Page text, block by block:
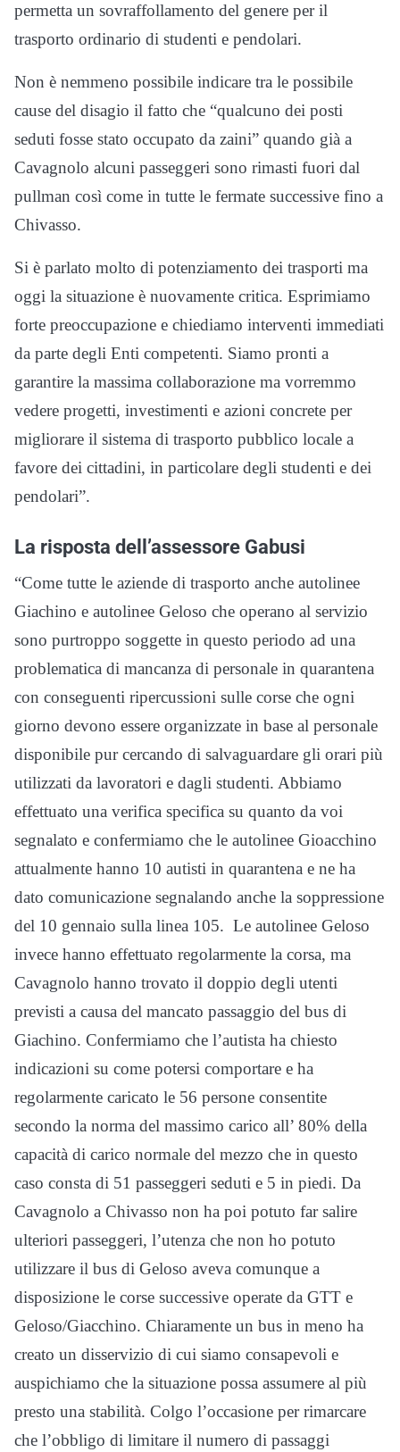
permetta un sovraffollamento del genere per il
trasporto ordinario di studenti e pendolari.
Non è nemmeno possibile indicare tra le possibile
cause del disagio il fatto che “qualcuno dei posti
seduti fosse stato occupato da zaini” quando già a
Cavagnolo alcuni passeggeri sono rimasti fuori dal
pullman così come in tutte le fermate successive fino a
Chivasso.
Si è parlato molto di potenziamento dei trasporti ma
oggi la situazione è nuovamente critica. Esprimiamo
forte preoccupazione e chiediamo interventi immediati
da parte degli Enti competenti. Siamo pronti a
garantire la massima collaborazione ma vorremmo
vedere progetti, investimenti e azioni concrete per
migliorare il sistema di trasporto pubblico locale a
favore dei cittadini, in particolare degli studenti e dei
pendolari”.
La risposta dell’assessore Gabusi
“Come tutte le aziende di trasporto anche autolinee
Giachino e autolinee Geloso che operano al servizio
sono purtroppo soggette in questo periodo ad una
problematica di mancanza di personale in quarantena
con conseguenti ripercussioni sulle corse che ogni
giorno devono essere organizzate in base al personale
disponibile pur cercando di salvaguardare gli orari più
utilizzati da lavoratori e dagli studenti. Abbiamo
effettuato una verifica specifica su quanto da voi
segnalato e confermiamo che le autolinee Gioacchino
attualmente hanno 10 autisti in quarantena e ne ha
dato comunicazione segnalando anche la soppressione
del 10 gennaio sulla linea 105. Le autolinee Geloso
invece hanno effettuato regolarmente la corsa, ma
Cavagnolo hanno trovato il doppio degli utenti
previsti a causa del mancato passaggio del bus di
Giachino. Confermiamo che l’autista ha chiesto
indicazioni su come potersi comportare e ha
regolarmente caricato le 56 persone consentite
secondo la norma del massimo carico all’ 80% della
capacità di carico normale del mezzo che in questo
caso consta di 51 passeggeri seduti e 5 in piedi. Da
Cavagnolo a Chivasso non ha poi potuto far salire
ulteriori passeggeri, l’utenza che non ho potuto
utilizzare il bus di Geloso aveva comunque a
disposizione le corse successive operate da GTT e
Geloso/Giacchino. Chiaramente un bus in meno ha
creato un disservizio di cui siamo consapevoli e
auspichiamo che la situazione possa assumere al più
presto una stabilità. Colgo l’occasione per rimarcare
che l’obbligo di limitare il numero di passaggi